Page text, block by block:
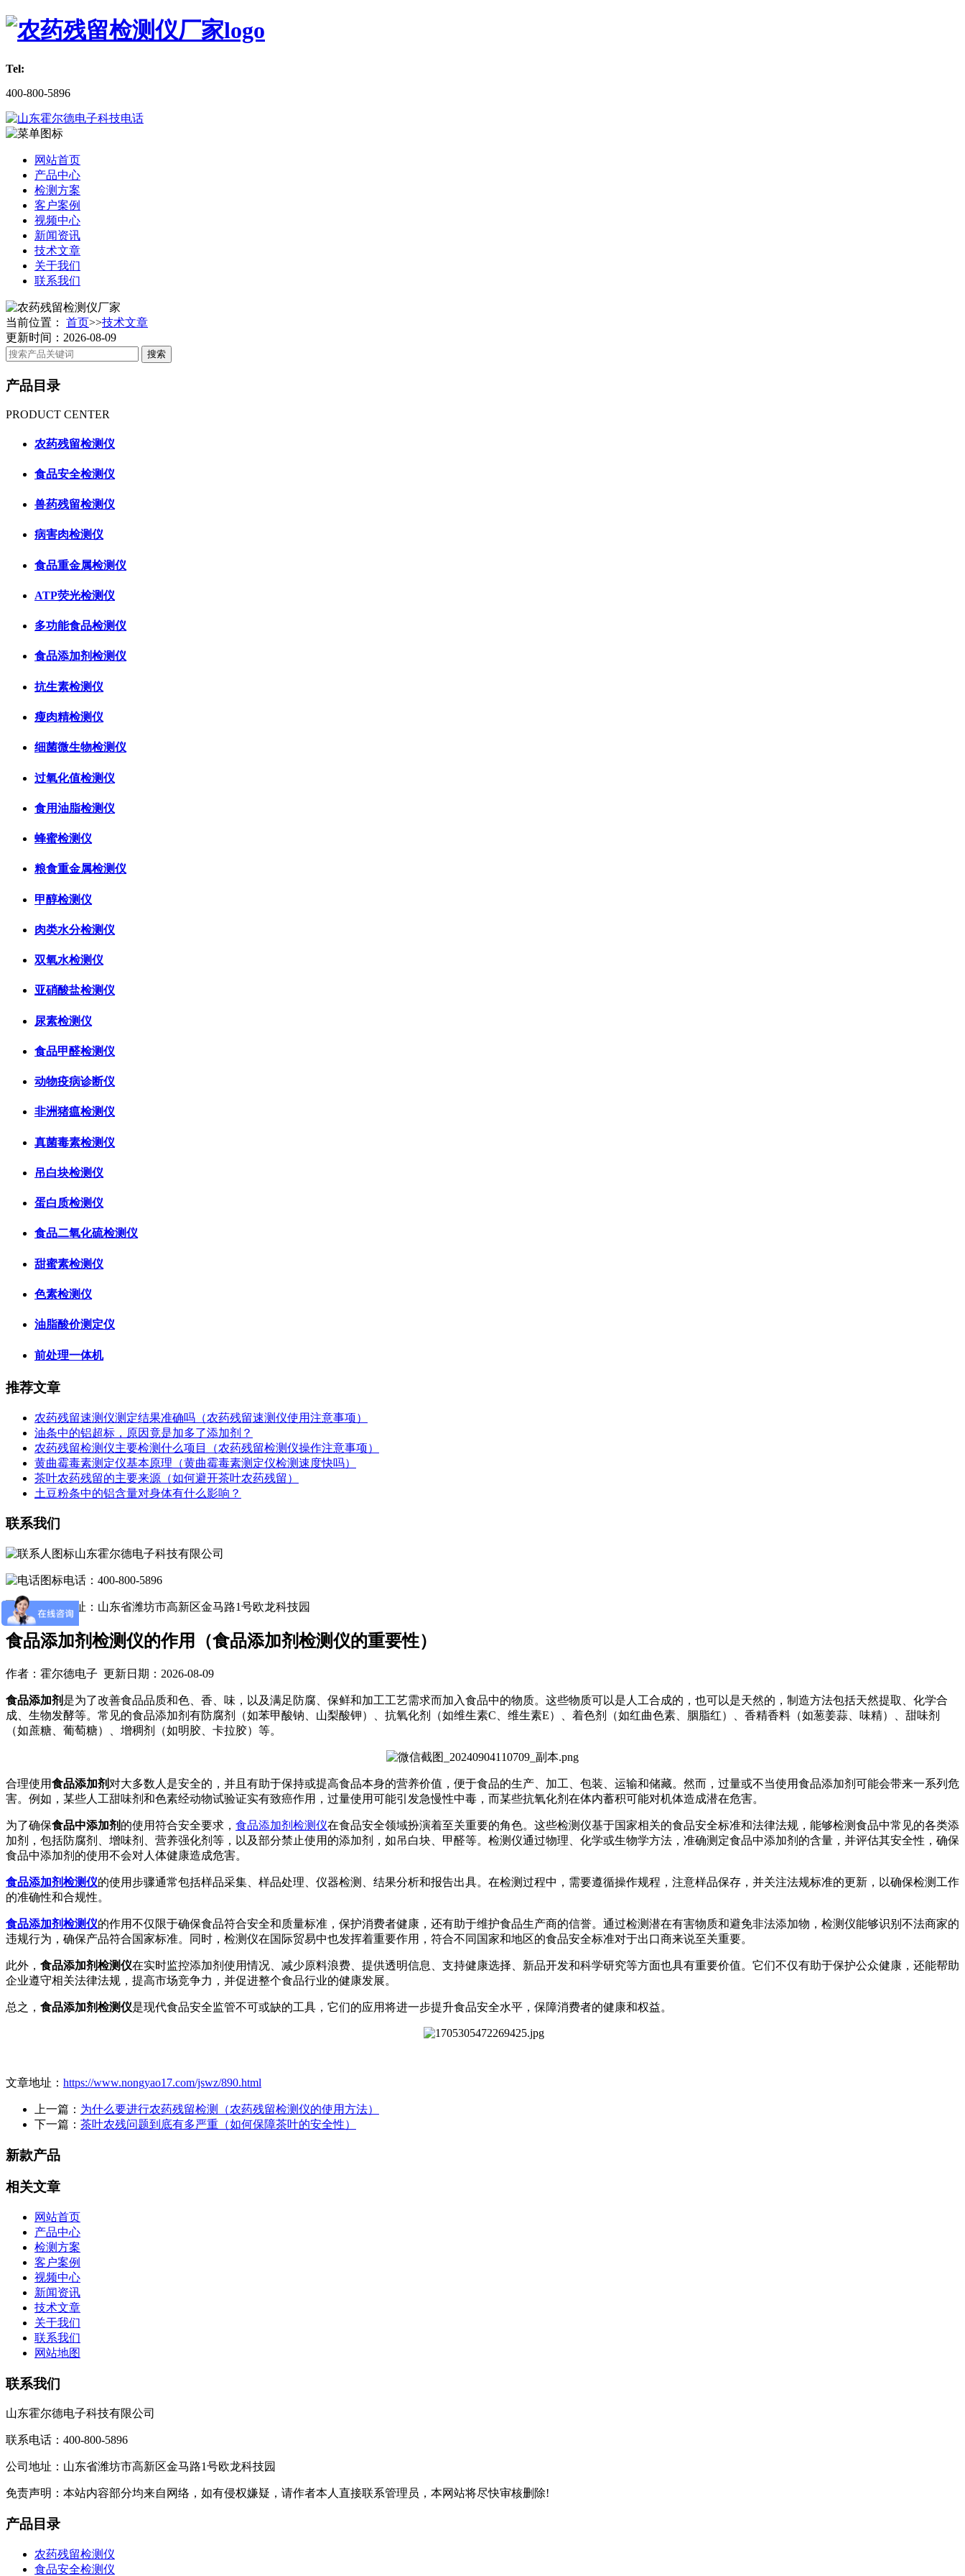
Tel:
400-800-5896
网站首页
产品中心
检测方案
客户案例
视频中心
新闻资讯
技术文章
关于我们
联系我们
当前位置： 首页>>技术文章
更新时间：2026-08-09
产品目录
PRODUCT CENTER
农药残留检测仪
食品安全检测仪
兽药残留检测仪
病害肉检测仪
食品重金属检测仪
ATP荧光检测仪
多功能食品检测仪
食品添加剂检测仪
抗生素检测仪
瘦肉精检测仪
细菌微生物检测仪
过氧化值检测仪
食用油脂检测仪
蜂蜜检测仪
粮食重金属检测仪
甲醇检测仪
肉类水分检测仪
双氧水检测仪
亚硝酸盐检测仪
尿素检测仪
食品甲醛检测仪
动物疫病诊断仪
非洲猪瘟检测仪
真菌毒素检测仪
吊白块检测仪
蛋白质检测仪
食品二氧化硫检测仪
甜蜜素检测仪
色素检测仪
油脂酸价测定仪
前处理一体机
推荐文章
农药残留速测仪测定结果准确吗（农药残留速测仪使用注意事项）
油条中的铝超标，原因竟是加多了添加剂？
农药残留检测仪主要检测什么项目（农药残留检测仪操作注意事项）
黄曲霉毒素测定仪基本原理（黄曲霉毒素测定仪检测速度快吗）
茶叶农药残留的主要来源（如何避开茶叶农药残留）
土豆粉条中的铝含量对身体有什么影响？
联系我们
山东霍尔德电子科技有限公司
电话：400-800-5896
地址：山东省潍坊市高新区金马路1号欧龙科技园
食品添加剂检测仪的作用（食品添加剂检测仪的重要性）
作者：霍尔德电子 更新日期：2026-08-09
食品添加剂 是为了改善食品品质和色、香、味，以及满足防腐、保鲜和加工工艺需求而加入食品中的物质。这些物质可以是人工合成的，也可以是天然的，制造方法包括天然提取、化学合
成、生物发酵等。常见的食品添加剂有防腐剂（如苯甲酸钠、山梨酸钾）、抗氧化剂（如维生素C、维生素E）、着色剂（如红曲色素、胭脂红）、香精香料（如葱姜蒜、味精）、甜味剂
（如蔗糖、葡萄糖）、增稠剂（如明胶、卡拉胶）等。
合理使用食品添加剂 对大多数人是安全的，并且有助于保持或提高食品本身的营养价值，便于食品的生产、加工、包装、运输和储藏。然而，过量或不当使用食品添加剂可能会带来一系列危
害。例如，某些人工甜味剂和色素经动物试验证实有致癌作用，过量使用可能引发急慢性中毒，而某些抗氧化剂在体内蓄积可能对机体造成潜在危害。
为了确保食品中添加剂 的使用符合安全要求， 食品添加剂检测仪在食品安全领域扮演着至关重要的角色。这些检测仪基于国家相关的食品安全标准和法律法规，能够检测食品中常见的各类添
加剂，包括防腐剂、增味剂、营养强化剂等，以及部分禁止使用的添加剂，如吊白块、甲醛等。检测仪通过物理、化学或生物学方法，准确测定食品中添加剂的含量，并评估其安全性，确保
食品中添加剂的使用不会对人体健康造成危害。
食品添加剂检测仪的使用步骤通常包括样品采集、样品处理、仪器检测、结果分析和报告出具。在检测过程中，需要遵循操作规程，注意样品保存，并关注法规标准的更新，以确保检测工作
的准确性和合规性。
食品添加剂检测仪的作用不仅限于确保食品符合安全和质量标准，保护消费者健康，还有助于维护食品生产商的信誉。通过检测潜在有害物质和避免非法添加物，检测仪能够识别不法商家的
违规行为，确保产品符合国家标准。同时，检测仪在国际贸易中也发挥着重要作用，符合不同国家和地区的食品安全标准对于出口商来说至关重要。
此外， 食品添加剂检测仪在实时监控添加剂使用情况、减少原料浪费、提供透明信息、支持健康选择、新品开发和科学研究等方面也具有重要价值。它们不仅有助于保护公众健康，还能帮助
企业遵守相关法律法规，提高市场竞争力，并促进整个食品行业的健康发展。
总之， 食品添加剂检测仪是现代食品安全监管不可或缺的工具，它们的应用将进一步提升食品安全水平，保障消费者的健康和权益。
文章地址： https://www.nongyao17.com/jswz/890.html
上一篇： 为什么要进行农药残留检测（农药残留检测仪的使用方法）
下一篇： 茶叶农残问题到底有多严重（如何保障茶叶的安全性）
新款产品
相关文章
网站首页
产品中心
检测方案
客户案例
视频中心
新闻资讯
技术文章
关于我们
联系我们
网站地图
联系我们
山东霍尔德电子科技有限公司
联系电话：400-800-5896
公司地址：山东省潍坊市高新区金马路1号欧龙科技园
免责声明：本站内容部分均来自网络，如有侵权嫌疑，请作者本人直接联系管理员，本网站将尽快审核删除!
产品目录
农药残留检测仪
食品安全检测仪